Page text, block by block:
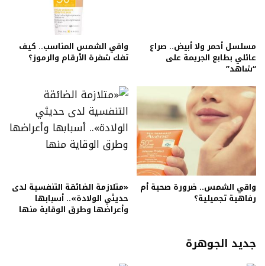
مسلسل أحمر ولا أبيض.. صراع
عائلي بطابع الجريمة على
“شاهد”
واقي الشمس المناسب.. كيف
تفك شفرة الأرقام والرموز؟
واقي الشمس.. ضرورة صحية أم
رفاهية تجميلية؟
«متلازمة الضائقة التنفسية لدى
حديثي الولادة».. أسبابها
وأعراضها وطرق الوقاية منها
جديد الجوهرة